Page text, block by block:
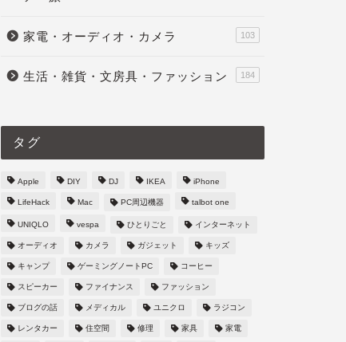
【2年間の検証】AirPodsはApple
Careに入れと 強く進める理由【究
極のバッテリーへたり対処法】
iPhone・パソコン・ガジェット
家電・オーディオ・カメラ 103
生活・雑貨・文房具・ファッション 184
タグ
Apple DIY DJ IKEA iPhone
LifeHack Mac PC周辺機器 talbot one
UNIQLO vespa ひとりごと インターネット
オーディオ カメラ ガジェット キッズ
キャンプ ゲーミングノートPC コーヒー
スピーカー ファイナンス ファッション
ブログの話 メディカル ユニクロ ラジコン
レンタカー 住空間 修理 家具 家電